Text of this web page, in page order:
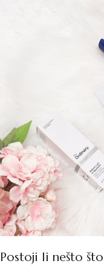
Postoji li nešto